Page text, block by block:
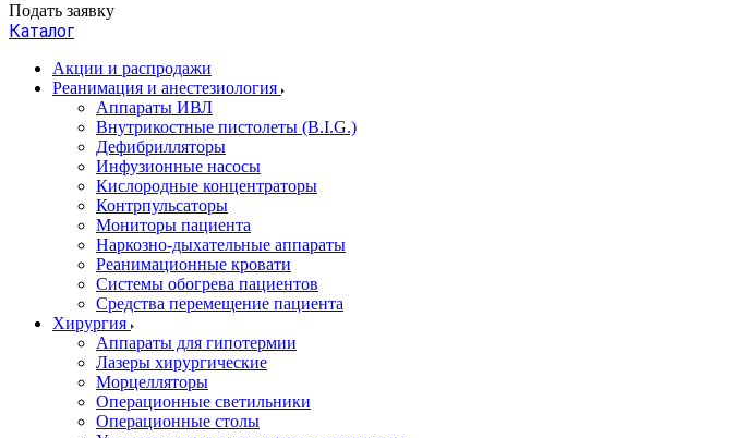
Подать заявку
Каталог
Акции и распродажи
Реанимация и анестезиология
Аппараты ИВЛ
Внутрикостные пистолеты (B.I.G.)
Дефибрилляторы
Инфузионные насосы
Кислородные концентраторы
Контрпульсаторы
Мониторы пациента
Наркозно-дыхательные аппараты
Реанимационные кровати
Системы обогрева пациентов
Средства перемещение пациента
Хирургия
Аппараты для гипотермии
Лазеры хирургические
Морцелляторы
Операционные светильники
Операционные столы